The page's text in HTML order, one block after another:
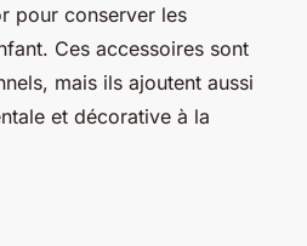
pour conserver les
Ces accessoires sont
mais ils ajoutent aussi
et décorative à la